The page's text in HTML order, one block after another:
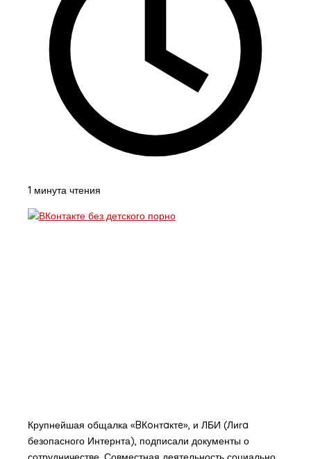
1 минута чтения
Крупнейшая общалка «BКoнтaктe», и ЛБИ (Лигa
безопасного Интернта), подписали документы о